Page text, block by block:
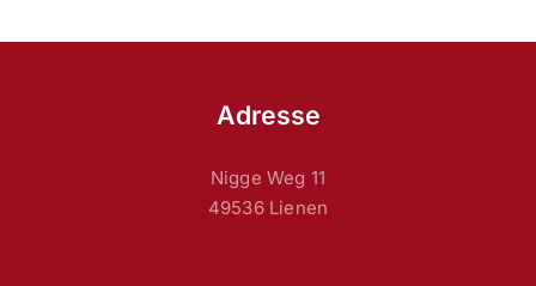
Adresse
Nigge Weg 11
49536 Lienen